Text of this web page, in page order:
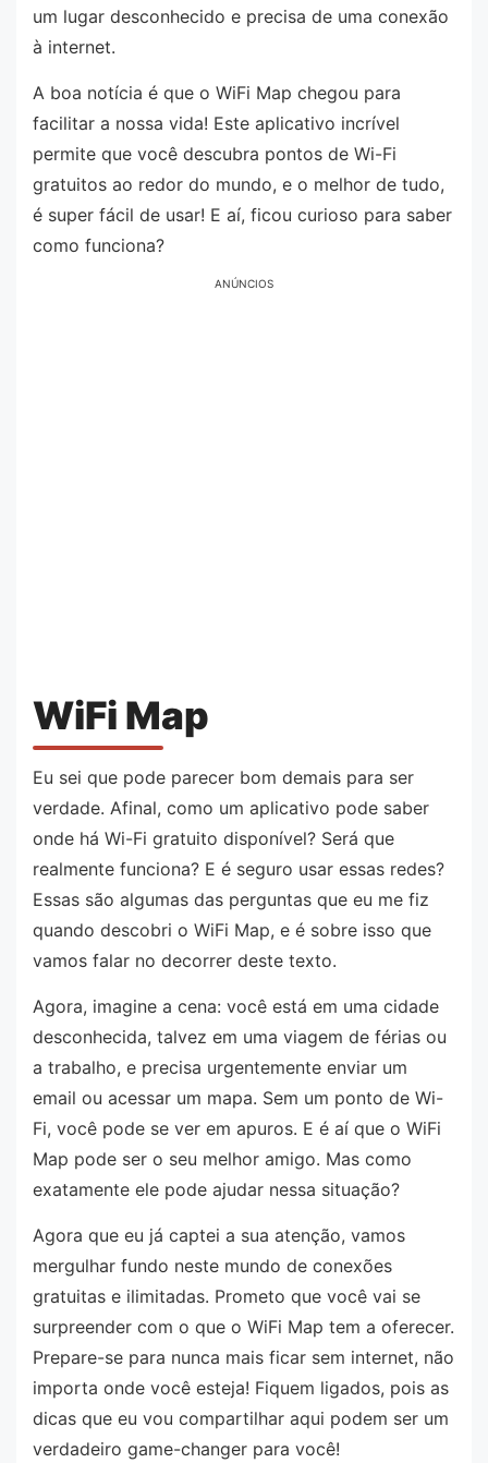
um lugar desconhecido e precisa de uma conexão
à internet.
A boa notícia é que o WiFi Map chegou para
facilitar a nossa vida! Este aplicativo incrível
permite que você descubra pontos de Wi-Fi
gratuitos ao redor do mundo, e o melhor de tudo,
é super fácil de usar! E aí, ficou curioso para saber
como funciona?
ANÚNCIOS
WiFi Map
Eu sei que pode parecer bom demais para ser
verdade. Afinal, como um aplicativo pode saber
onde há Wi-Fi gratuito disponível? Será que
realmente funciona? E é seguro usar essas redes?
Essas são algumas das perguntas que eu me fiz
quando descobri o WiFi Map, e é sobre isso que
vamos falar no decorrer deste texto.
Agora, imagine a cena: você está em uma cidade
desconhecida, talvez em uma viagem de férias ou
a trabalho, e precisa urgentemente enviar um
email ou acessar um mapa. Sem um ponto de Wi-
Fi, você pode se ver em apuros. E é aí que o WiFi
Map pode ser o seu melhor amigo. Mas como
exatamente ele pode ajudar nessa situação?
Agora que eu já captei a sua atenção, vamos
mergulhar fundo neste mundo de conexões
gratuitas e ilimitadas. Prometo que você vai se
surpreender com o que o WiFi Map tem a oferecer.
Prepare-se para nunca mais ficar sem internet, não
importa onde você esteja! Fiquem ligados, pois as
dicas que eu vou compartilhar aqui podem ser um
verdadeiro game-changer para você!